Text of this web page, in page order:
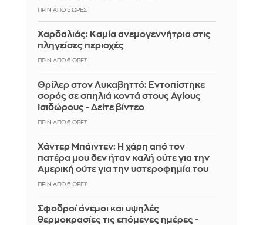
ΠΡΙΝ ΑΠΌ 5 ΏΡΕΣ
Χαρδαλιάς: Καμία ανεμογεννήτρια στις
πληγείσες περιοχές
ΠΡΙΝ ΑΠΌ 6 ΏΡΕΣ
Θρίλερ στον Λυκαβηττό: Εντοπίστηκε
σορός σε σπηλιά κοντά στους Αγίους
Ισιδώρους - Δείτε βίντεο
ΠΡΙΝ ΑΠΌ 6 ΏΡΕΣ
Χάντερ Μπάιντεν: Η χάρη από τον
πατέρα μου δεν ήταν καλή ούτε για την
Αμερική ούτε για την υστεροφημία του
ΠΡΙΝ ΑΠΌ 6 ΏΡΕΣ
Σφοδροί άνεμοι και υψηλές
θερμοκρασίες τις επόμενες ημέρες -